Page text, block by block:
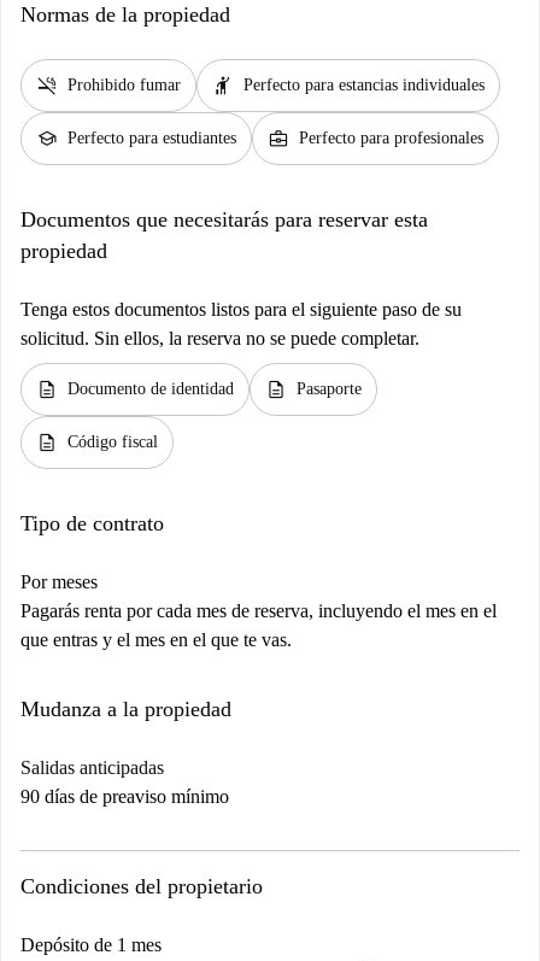
Normas de la propiedad
smoke_free Prohibido fumar hail Perfecto para estancias individuales
school Perfecto para estudiantes business_center Perfecto para profesionales
Documentos que necesitarás para reservar esta
propiedad
Tenga estos documentos listos para el siguiente paso de su
solicitud. Sin ellos, la reserva no se puede completar.
description Documento de identidad description Pasaporte
description Código fiscal
Tipo de contrato
Por meses
Pagarás renta por cada mes de reserva, incluyendo el mes en el
que entras y el mes en el que te vas.
Mudanza a la propiedad
Salidas anticipadas
90 días de preaviso mínimo
Condiciones del propietario
Depósito de 1 mes